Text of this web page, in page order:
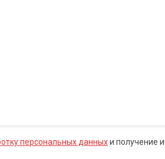
персональных данныхи получение